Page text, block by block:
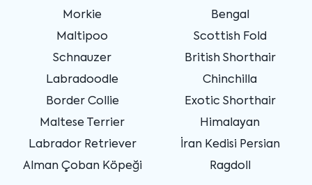
Morkie
Maltipoo
Schnauzer
Labradoodle
Border Collie
Maltese Terrier
Labrador Retriever
Alman Çoban Köpeği
Bengal
Scottish Fold
British Shorthair
Chinchilla
Exotic Shorthair
Himalayan
İran Kedisi Persian
Ragdoll